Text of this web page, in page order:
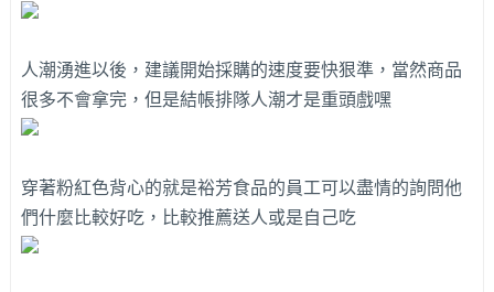
人潮湧進以後，建議開始採購的速度要快狠準，當然商品
很多不會拿完，但是結帳排隊人潮才是重頭戲嘿
穿著粉紅色背心的就是裕芳食品的員工可以盡情的詢問他
們什麼比較好吃，比較推薦送人或是自己吃